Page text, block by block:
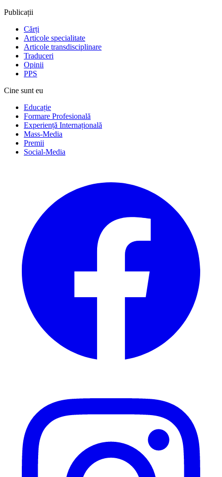
Publicații
Cărți
Articole specialitate
Articole transdisciplinare
Traduceri
Opinii
PPS
Cine sunt eu
Educație
Formare Profesională
Experiență Internațională
Mass-Media
Premii
Social-Media